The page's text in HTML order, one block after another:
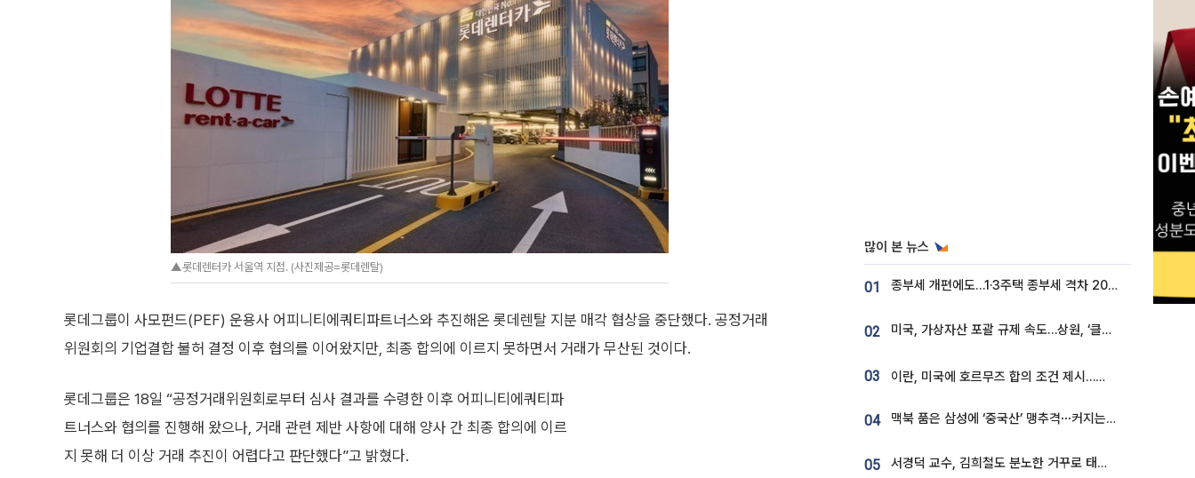
▲롯데렌터카 서울역 지점. (사진제공=롯데렌탈)
롯데그룹이 사모펀드(PEF) 운용사 어피니티에쿼티파트너스와 추진해온 롯데렌탈 지분 매각 협상을 중단했다. 공정거래
위원회의 기업결합 불허 결정 이후 협의를 이어왔지만, 최종 합의에 이르지 못하면서 거래가 무산된 것이다.
롯데그룹은 18일 “공정거래위원회로부터 심사 결과를 수령한 이후 어피니티에쿼티파
트너스와 협의를 진행해 왔으나, 거래 관련 제반 사항에 대해 양사 간 최종 합의에 이르
지 못해 더 이상 거래 추진이 어렵다고 판단했다”고 밝혔다.
많이 본 뉴스
01 종부세 개편에도…1·3주택 종부세 격차 2028년부터 확대
02 미국, 가상자산 포괄 규제 속도…상원, ‘클래리티법’ 9월 절차투표 추진
03 이란, 미국에 호르무즈 합의 조건 제시…美 “경기 아직 안 끝나” [종합]
04 맥북 품은 삼성에 ‘중국산’ 맹추격⋯커지는 노트북 OLED 시장
05 서경덕 교수, 김희철도 분노한 거꾸로 태극기⋯"엉터리는 아냐, 아쉬울 뿐"